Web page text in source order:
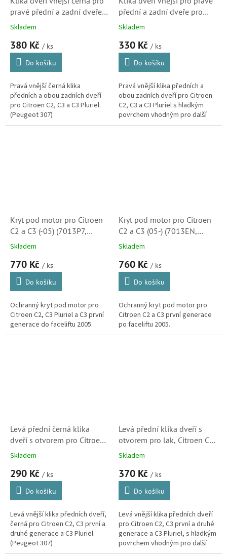
pravé přední a zadní dveře,
Citroen C2, C3 a C3 Pluriel
601008017402P)
Skladem
380 Kč / ks
Do košíku
Pravá vnější černá klika
předních a obou zadních dveří
pro Citroen C2, C3 a C3 Pluriel.
(Peugeot 307)
přední a zadní dveře pro
lak, Citroen C2, C3 a C3
ZP3307PFRK,
601008017402P)
Skladem
330 Kč / ks
Do košíku
Pravá vnější klika předních a
obou zadních dveří pro Citroen
C2, C3 a C3 Pluriel s hladkým
povrchem vhodným pro další
lakování. (Peugeot 307)
Kryt pod motor pro Citroen
C2 a C3 (-05) (7013P7,
Skladem
770 Kč / ks
Do košíku
Ochranný kryt pod motor pro
Citroen C2, C3 Pluriel a C3 první
generace do faceliftu 2005.
Kryt pod motor pro Citroen
C2 a C3 (05-) (7013EN,
7013AL, 1644345,
Skladem
760 Kč / ks
Do košíku
Ochranný kryt pod motor pro
Citroen C2 a C3 první generace
po faceliftu 2005.
Levá přední černá klika
dveří s otvorem pro Citroen
C2, C3 a C3 Pluriel
Skladem
290 Kč / ks
Do košíku
Levá vnější klika předních dveří,
černá pro Citroen C2, C3 první a
druhé generace a C3 Pluriel.
(Peugeot 307)
Levá přední klika dveří s
otvorem pro lak, Citroen C2,
C3 a C3 Pluriel (9101W9,
721732)
Skladem
370 Kč / ks
Do košíku
Levá vnější klika předních dveří
pro Citroen C2, C3 první a druhé
generace a C3 Pluriel, s hladkým
povrchem vhodným pro další
lakování. (Peugeot 307)